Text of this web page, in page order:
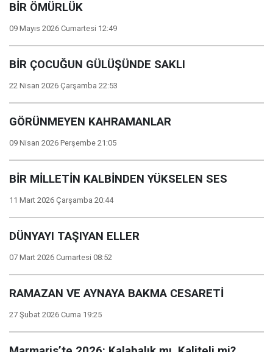
BİR ÖMÜRLÜK
09 Mayıs 2026 Cumartesi 12:49
BİR ÇOCUĞUN GÜLÜŞÜNDE SAKLI
22 Nisan 2026 Çarşamba 22:53
GÖRÜNMEYEN KAHRAMANLAR
09 Nisan 2026 Perşembe 21:05
BİR MİLLETİN KALBİNDEN YÜKSELEN SES
11 Mart 2026 Çarşamba 20:44
DÜNYAYI TAŞIYAN ELLER
07 Mart 2026 Cumartesi 08:52
RAMAZAN VE AYNAYA BAKMA CESARETİ
27 Şubat 2026 Cuma 19:25